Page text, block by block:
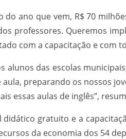
ano que vem, R$ 70
professores. Queremos
com a capacitação e com
alunos das escolas
aula, preparando os nossos
essas aulas de inglês”,
gratuito e a
da economia dos 54